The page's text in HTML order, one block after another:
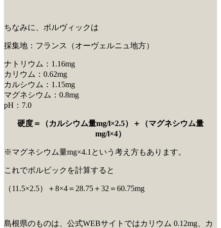
ちなみに、ボルヴィックは
採集地：フランス（オーヴェルニュ地方）
ナトリウム：1.16mg
カリウム：0.62mg
カルシウム：1.15mg
マグネシウム：0.8mg
pH：7.0
硬度＝（カルシウム量mg/l×2.5）＋（マグネシウム量
mg/l×4）
※マグネシウム量mg×4.1という考え方もあります。
これでボルビックを計算すると
（11.5×2.5）＋8×4＝28.75＋32＝60.75mg
島根県のものは、公式WEBサイトではカリウム 0.12mg、カ